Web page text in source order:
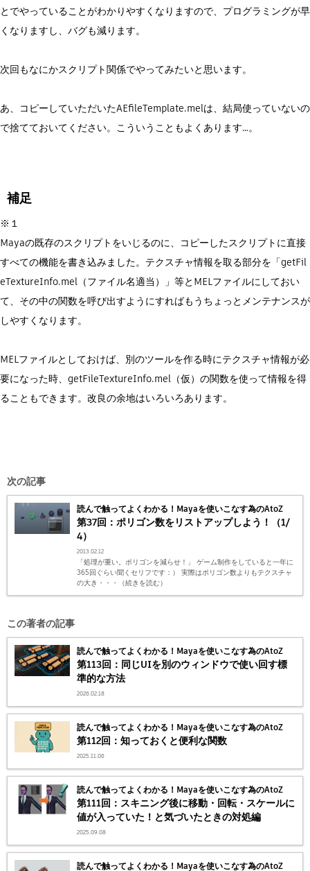
とでやっていることがわかりやすくなりますので、プログラミングが早
くなりますし、バグも減ります。
次回もなにかスクリプト関係でやってみたいと思います。
あ、コピーしていただいたAEfileTemplate.melは、結局使っていないの
で捨てておいてください。こういうこともよくあります…。
補足
※１
Mayaの既存のスクリプトをいじるのに、コピーしたスクリプトに直接
すべての機能を書き込みました。テクスチャ情報を取る部分を「getFil
eTextureInfo.mel（ファイル名適当）」等とMELファイルにしておい
て、その中の関数を呼び出すようにすればもうちょっとメンテナンスが
しやすくなります。
MELファイルとしておけば、別のツールを作る時にテクスチャ情報が必
要になった時、getFileTextureInfo.mel（仮）の関数を使って情報を得
ることもできます。改良の余地はいろいろあります。
次の記事
読んで触ってよくわかる！Mayaを使いこなす為のAtoZ
第37回：ポリゴン数をリストアップしよう！（1/
4）
2013.02.12
「処理が重い。ポリゴンを減らせ！」 ゲーム制作をしていると一年に
365回ぐらい聞くセリフです：） 実際はポリゴン数よりもテクスチャ
の大き・・・（続きを読む）
この著者の記事
読んで触ってよくわかる！Mayaを使いこなす為のAtoZ
第113回：同じUIを別のウィンドウで使い回す標
準的な方法
2026.02.18
読んで触ってよくわかる！Mayaを使いこなす為のAtoZ
第112回：知っておくと便利な関数
2025.11.06
読んで触ってよくわかる！Mayaを使いこなす為のAtoZ
第111回：スキニング後に移動・回転・スケールに
値が入っていた！と気づいたときの対処編
2025.09.08
読んで触ってよくわかる！Mayaを使いこなす為のAtoZ